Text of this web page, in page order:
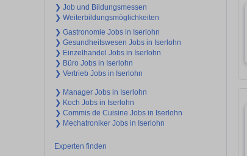
❯ Job und Bildungsmessen
❯ Weiterbildungsmöglichkeiten
❯ Gastronomie Jobs in Iserlohn
❯ Gesundheitswesen Jobs in Iserlohn
❯ Einzelhandel Jobs in Iserlohn
❯ Büro Jobs in Iserlohn
❯ Vertrieb Jobs in Iserlohn
❯ Manager Jobs in Iserlohn
❯ Koch Jobs in Iserlohn
❯ Commis de Cuisine Jobs in Iserlohn
❯ Mechatroniker Jobs in Iserlohn
Experten finden